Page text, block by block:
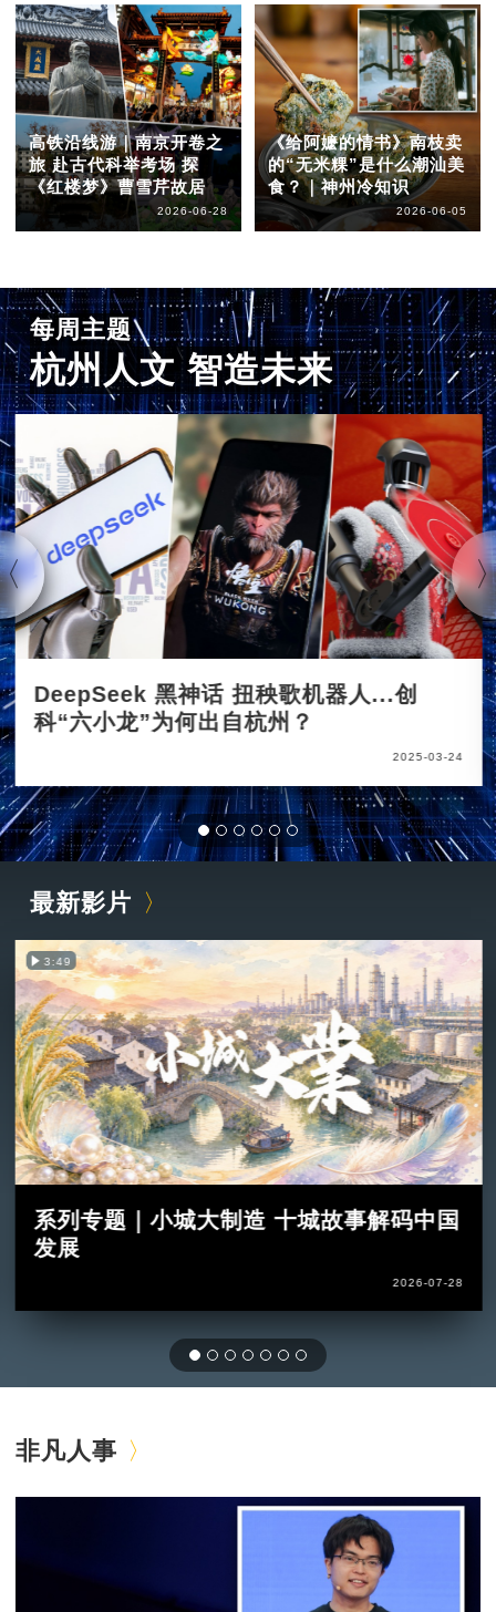
高铁沿线游｜南京开卷之
旅 赴古代科举考场 探
《红楼梦》曹雪芹故居
2026-06-28
《给阿嬷的情书》南枝卖
的“无米粿”是什么潮汕美
食？｜神州冷知识
2026-06-05
每周主题
杭州人文 智造未来
DeepSeek 黑神话 扭秧歌机器人...创
科“六小龙”为何出自杭州？
2025-03-24
最新影片
3:49
系列专题｜小城大制造 十城故事解码中国
发展
2026-07-28
非凡人事